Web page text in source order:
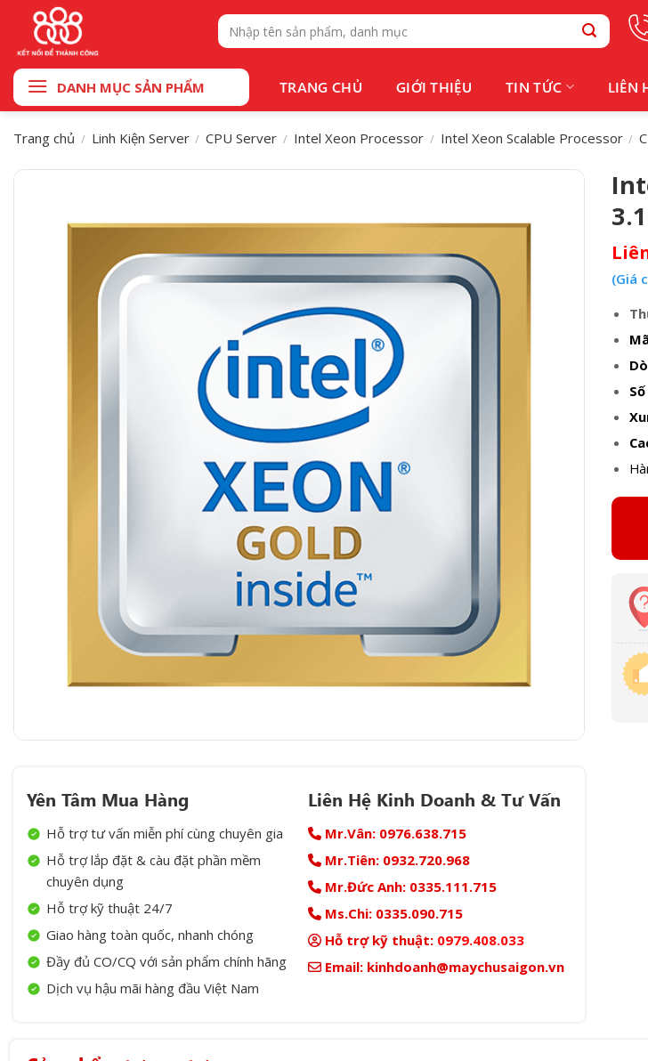
nội
dung
Tìm
kiếm:
DANH MỤC SẢN PHẨM TRANG CHỦ GIỚI THIỆU TIN TỨC LIÊN
Trang chủ / Linh Kiện Server / CPU Server / Intel Xeon Processor / Intel Xeon Scalable Processor /
Yên Tâm Mua Hàng
Hỗ trợ tư vấn miễn phí cùng chuyên gia
Hỗ trợ lắp đặt & càu đặt phần mềm
chuyên dụng
Hỗ trợ kỹ thuật 24/7
Giao hàng toàn quốc, nhanh chóng
Đầy đủ CO/CQ với sản phẩm chính hãng
Dịch vụ hậu mãi hàng đầu Việt Nam
Liên Hệ Kinh Doanh & Tư Vấn
Mr.Vân: 0976.638.715
Mr.Tiên: 0932.720.968
Mr.Đức Anh: 0335.111.715
Ms.Chi: 0335.090.715
Hỗ trợ kỹ thuật: 0979.408.033
Email: kinhdoanh@maychusaigon.vn
(Giá